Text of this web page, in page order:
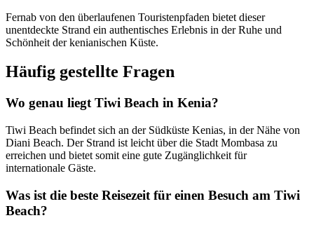
Fernab von den überlaufenen Touristenpfaden bietet dieser
unentdeckte Strand ein authentisches Erlebnis in der Ruhe und
Schönheit der kenianischen Küste.
Häufig gestellte Fragen
Wo genau liegt Tiwi Beach in Kenia?
Tiwi Beach befindet sich an der Südküste Kenias, in der Nähe von
Diani Beach. Der Strand ist leicht über die Stadt Mombasa zu
erreichen und bietet somit eine gute Zugänglichkeit für
internationale Gäste.
Was ist die beste Reisezeit für einen Besuch am Tiwi
Beach?